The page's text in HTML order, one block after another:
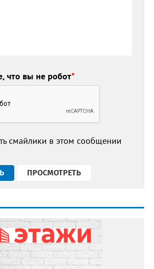
что вы не робот*
смайлики в этом сообщении